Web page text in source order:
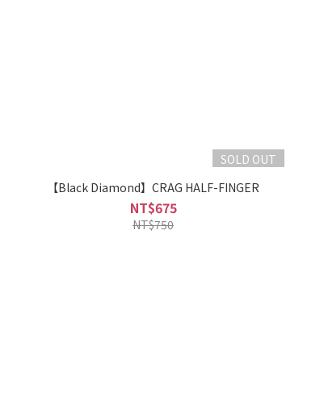
SOLD OUT
【Black Diamond】CRAG HALF-FINGER
NT$675
NT$750